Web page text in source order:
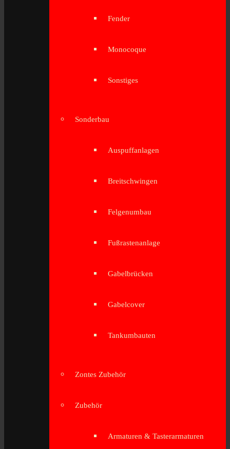
Fender
Monocoque
Sonstiges
Sonderbau
Auspuffanlagen
Breitschwingen
Felgenumbau
Fußrastenanlage
Gabelbrücken
Gabelcover
Tankumbauten
Zontes Zubehör
Zubehör
Armaturen & Tasterarmaturen